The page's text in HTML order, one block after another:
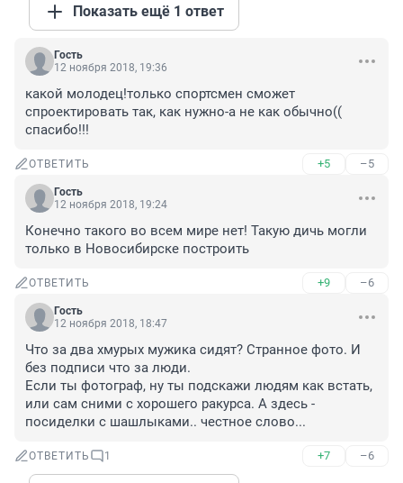
Показать ещё 1 ответ
Гость
12 ноября 2018, 19:36
какой молодец!только спортсмен сможет
спроектировать так, как нужно-а не как обычно((
спасибо!!!
ОТВЕТИТЬ +5 –5
Гость
12 ноября 2018, 19:24
Конечно такого во всем мире нет! Такую дичь могли
только в Новосибирске построить
ОТВЕТИТЬ +9 –6
Гость
12 ноября 2018, 18:47
Что за два хмурых мужика сидят? Странное фото. И
без подписи что за люди.
Если ты фотограф, ну ты подскажи людям как встать,
или сам сними с хорошего ракурса. А здесь -
посиделки с шашлыками.. честное слово...
ОТВЕТИТЬ 1 +7 –6